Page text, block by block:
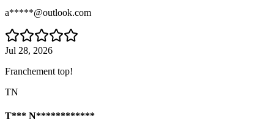
a*****@outlook.com
Jul 28, 2026
Franchement top!
TN
T*** N************